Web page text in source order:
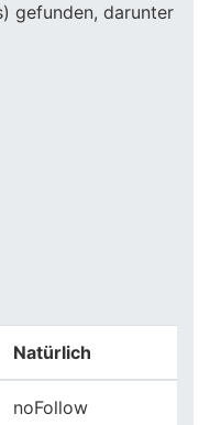
gefunden, darunter
Natürlich
noFollow